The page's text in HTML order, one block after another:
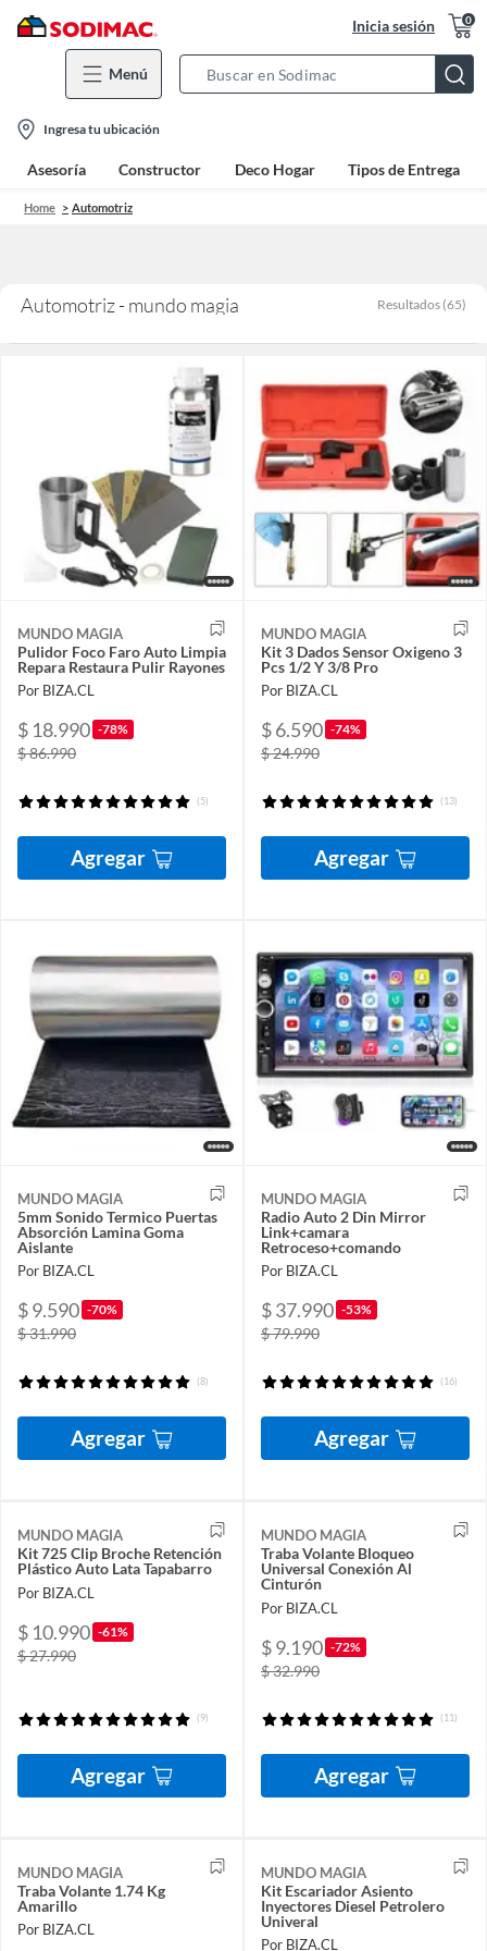
Inicia sesión 0
Menú
Bar
location-
icon
Ingresa tu ubicación
Asesoría Constructor Deco Hogar Tipos de Entrega
Home Automotriz
Automotriz - mundo magia Resultados (65)
MUNDO MAGIA
Pulidor Foco Faro Auto Limpia
Repara Restaura Pulir Rayones
Por BIZA.CL
$ 18.990 -78%
$ 86.990
(5)
Agregar
MUNDO MAGIA
Kit 3 Dados Sensor Oxigeno 3
Pcs 1/2 Y 3/8 Pro
Por BIZA.CL
$ 6.590 -74%
$ 24.990
(13)
Agregar
MUNDO MAGIA
5mm Sonido Termico Puertas
Absorción Lamina Goma
Aislante
Por BIZA.CL
$ 9.590 -70%
$ 31.990
(8)
Agregar
MUNDO MAGIA
Radio Auto 2 Din Mirror
Link+camara
Retroceso+comando
Por BIZA.CL
$ 37.990 -53%
$ 79.990
(16)
Agregar
MUNDO MAGIA
Kit 725 Clip Broche Retención
Plástico Auto Lata Tapabarro
Por BIZA.CL
$ 10.990 -61%
$ 27.990
(9)
Agregar
MUNDO MAGIA
Traba Volante Bloqueo
Universal Conexión Al
Cinturón
Por BIZA.CL
$ 9.190 -72%
$ 32.990
(11)
Agregar
MUNDO MAGIA
Traba Volante 1.74 Kg
Amarillo
Por BIZA.CL
MUNDO MAGIA
Kit Escariador Asiento
Inyectores Diesel Petrolero
Univeral
Por BIZA.CL